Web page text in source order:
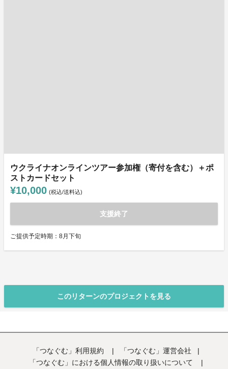
ウクライナオンラインツアー参加権（寄付を含む）＋ポ
ストカードセット
¥10,000 (税込/送料込)
支援終了
ご提供予定時期：8月下旬
このリターンのプロジェクトを見る
「つなぐむ」利用規約 | 「つなぐむ」運営会社
|
「つなぐむ」における個人情報の取り扱いについて
|